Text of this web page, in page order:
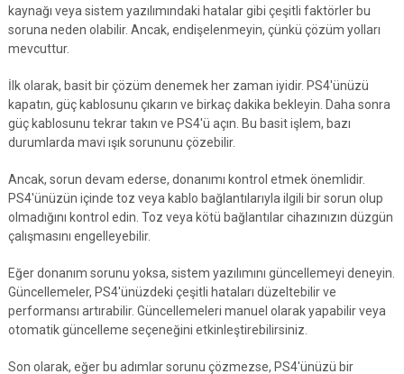
kaynağı veya sistem yazılımındaki hatalar gibi çeşitli faktörler bu
soruna neden olabilir. Ancak, endişelenmeyin, çünkü çözüm yolları
mevcuttur.
İlk olarak, basit bir çözüm denemek her zaman iyidir. PS4'ünüzü
kapatın, güç kablosunu çıkarın ve birkaç dakika bekleyin. Daha sonra
güç kablosunu tekrar takın ve PS4'ü açın. Bu basit işlem, bazı
durumlarda mavi ışık sorununu çözebilir.
Ancak, sorun devam ederse, donanımı kontrol etmek önemlidir.
PS4'ünüzün içinde toz veya kablo bağlantılarıyla ilgili bir sorun olup
olmadığını kontrol edin. Toz veya kötü bağlantılar cihazınızın düzgün
çalışmasını engelleyebilir.
Eğer donanım sorunu yoksa, sistem yazılımını güncellemeyi deneyin.
Güncellemeler, PS4'ünüzdeki çeşitli hataları düzeltebilir ve
performansı artırabilir. Güncellemeleri manuel olarak yapabilir veya
otomatik güncelleme seçeneğini etkinleştirebilirsiniz.
Son olarak, eğer bu adımlar sorunu çözmezse, PS4'ünüzü bir